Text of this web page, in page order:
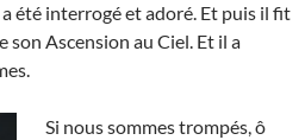
été interrogé et adoré. Et puis il fit
Ascension au Ciel. Et il a
Si nous sommes trompés, ô